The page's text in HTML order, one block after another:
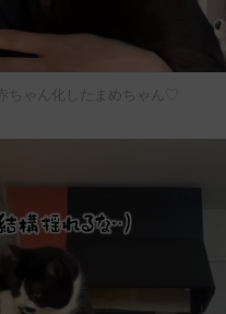
赤ちゃん化したまめちゃん♡